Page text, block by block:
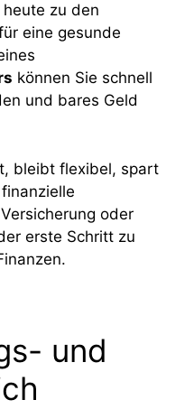
zu den
eine gesunde
können Sie schnell
und bares Geld
bleibt flexibel, spart
oder
erste Schritt zu
und